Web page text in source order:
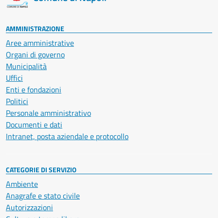
AMMINISTRAZIONE
Aree amministrative
Organi di governo
Municipalità
Uffici
Enti e fondazioni
Politici
Personale amministrativo
Documenti e dati
Intranet, posta aziendale e protocollo
CATEGORIE DI SERVIZIO
Ambiente
Anagrafe e stato civile
Autorizzazioni